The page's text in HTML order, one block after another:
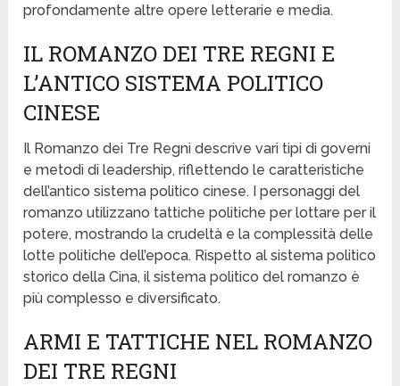
profondamente altre opere letterarie e media.
IL ROMANZO DEI TRE REGNI E
L’ANTICO SISTEMA POLITICO
CINESE
Il Romanzo dei Tre Regni descrive vari tipi di governi
e metodi di leadership, riflettendo le caratteristiche
dell’antico sistema politico cinese. I personaggi del
romanzo utilizzano tattiche politiche per lottare per il
potere, mostrando la crudeltà e la complessità delle
lotte politiche dell’epoca. Rispetto al sistema politico
storico della Cina, il sistema politico del romanzo è
più complesso e diversificato.
ARMI E TATTICHE NEL ROMANZO
DEI TRE REGNI